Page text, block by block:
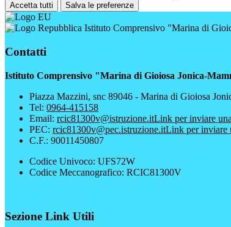
Accetta tutti Salva le preferenze
Istituto Comprensivo "Marina di
Contatti
Istituto Comprensivo "Marina di Gioiosa Jonica-
Piazza Mazzini, snc 89046 - Marina di Gioiosa
Tel: 0964-415158
Email: rcic81300v@istruzione.itLink per inviare
PEC: rcic81300v@pec.istruzione.itLink per inviare
C.F.: 90011450807
Codice Univoco: UFS72W
Codice Meccanografico: RCIC81300V
Sezione Link Utili